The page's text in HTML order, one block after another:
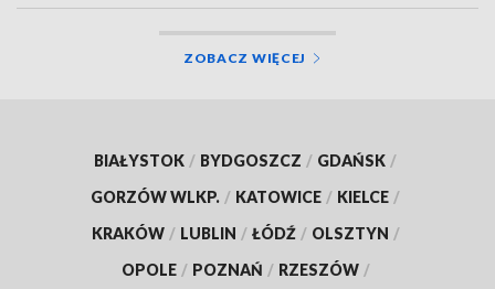
ZOBACZ WIĘCEJ
BIAŁYSTOK / BYDGOSZCZ / GDAŃSK /
GORZÓW WLKP. / KATOWICE / KIELCE /
KRAKÓW / LUBLIN / ŁÓDŹ / OLSZTYN /
OPOLE / POZNAŃ / RZESZÓW /